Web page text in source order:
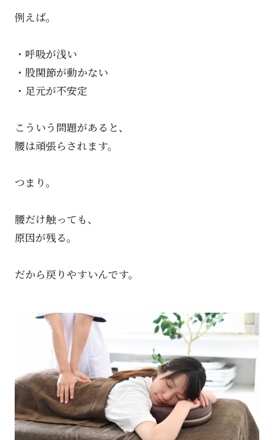
例えば。
・呼吸が浅い
・股関節が動かない
・足元が不安定
こういう問題があると、
腰は頑張らされます。
つまり。
腰だけ触っても、
原因が残る。
だから戻りやすいんです。